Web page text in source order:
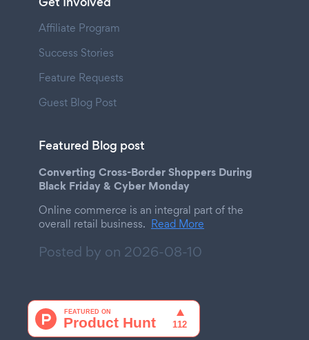
Affiliate Program
Success Stories
Feature Requests
Guest Blog Post
Featured Blog post
Converting Cross-Border Shoppers During
Black Friday & Cyber Monday
Online commerce is an integral part of the
overall retail business. Read More
Posted by on 2026-08-10